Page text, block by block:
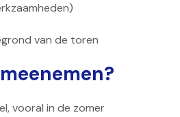
van de toren
vooral in de zomer